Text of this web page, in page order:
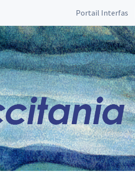
Portail Interfas